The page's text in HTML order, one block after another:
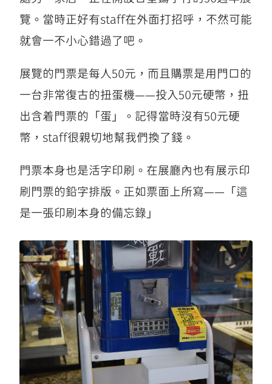
覽。當時正好有staff在外面打招呼，不然可能
就會一不小心錯過了吧。
展覽的門票是每人50元，而且購票是用門口的
一台非常復古的扭蛋機——投入50元硬幣，扭
出含着門票的「蛋」。記得當時沒有50元硬
幣，staff很親切地幫我們換了錢。
門票本身也是活字印刷。在展廳內也有展示印
刷門票的鉛字排版。正如票面上所寫——「這
是一張印刷本身的備忘錄」